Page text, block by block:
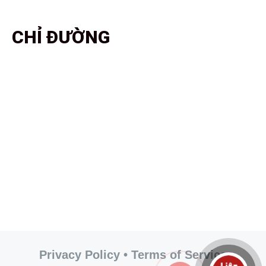
CHỈ ĐƯỜNG
Privacy Policy • Terms of Service